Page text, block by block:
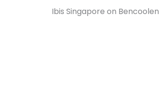
Ibis Singapore on Bencoolen